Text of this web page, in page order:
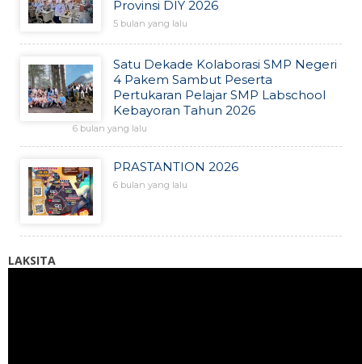
Provinsi DIY 2026
5 bulan yang lalu
Satu Dekade Kolaborasi SMP Negeri
4 Pakem Sambut Peserta
Pertukaran Pelajar SMP Labschool
Kebayoran Tahun 2026
6 bulan yang lalu
PRASTANTION 2026
6 bulan yang lalu
LAKSITA